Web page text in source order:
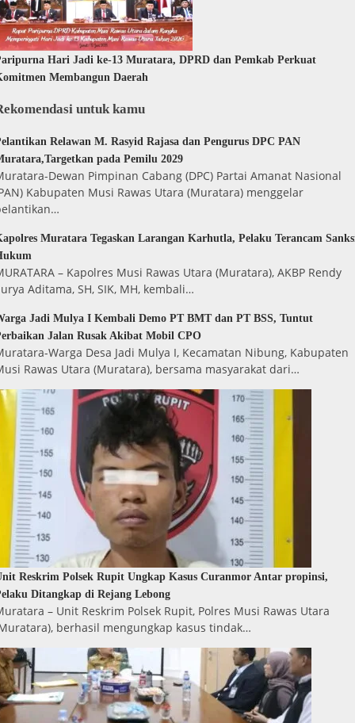
Hari Jadi ke-13 Muratara, DPRD dan Pemkab Perkuat
Membangun Daerah
untuk kamu
Relawan M. Rasyid Rajasa dan Pengurus DPC PAN
pada Pemilu 2029
Dewan Pimpinan Cabang (DPC) Partai Amanat Nasional
Kabupaten Musi Rawas Utara (Muratara) menggelar
Muratara Tegaskan Larangan Karhutla, Pelaku Terancam
– Kapolres Musi Rawas Utara (Muratara), AKBP Rendy
Aditama, SH, SIK, MH, kembali…
Jadi Mulya I Kembali Demo PT BMT dan PT BSS, Tuntut
Jalan Rusak Akibat Mobil CPO
Warga Desa Jadi Mulya I, Kecamatan Nibung, Kabupaten
Rawas Utara (Muratara), bersama masyarakat dari…
Reskrim Polsek Rupit Ungkap Kasus Curanmor Antar propinsi,
Ditangkap di Rejang Lebong
– Unit Reskrim Polsek Rupit, Polres Musi Rawas Utara
berhasil mengungkap kasus tindak…